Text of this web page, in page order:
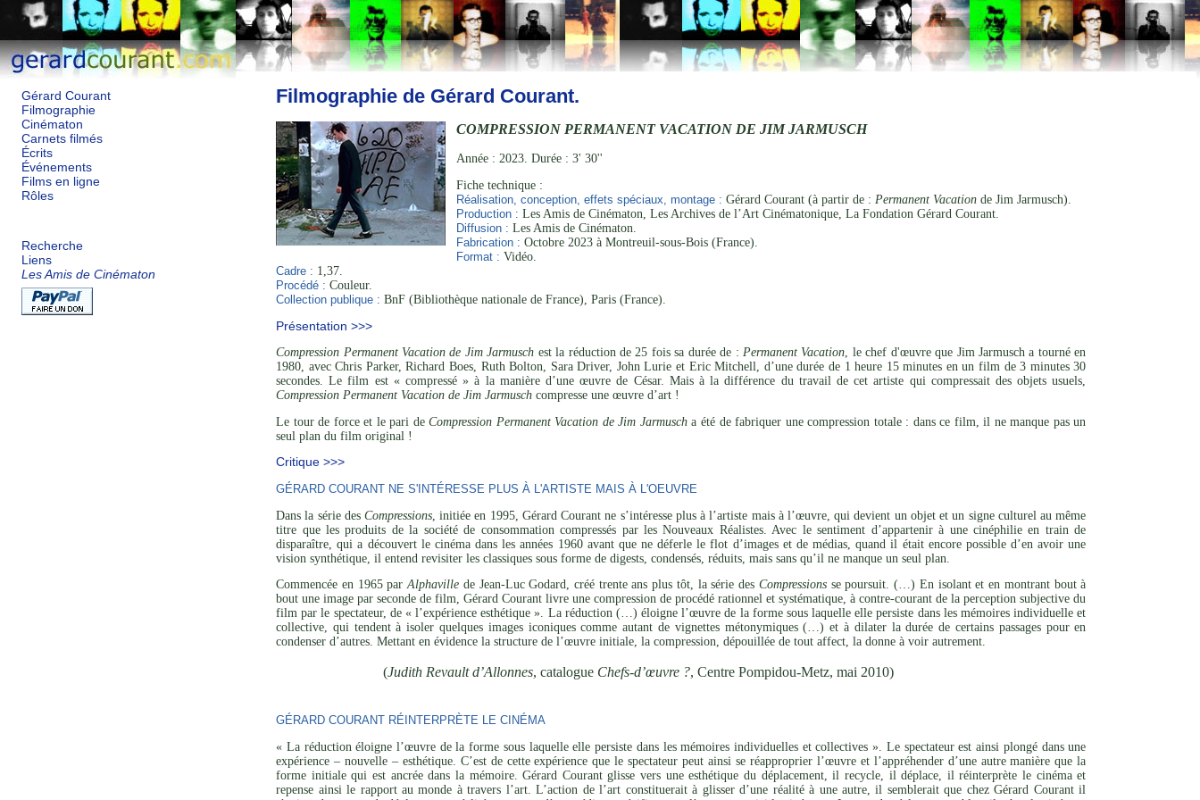
Gérard Courant
Filmographie
Cinématon
Carnets filmés
Écrits
Événements
Films en ligne
Rôles
Recherche
Liens
Les Amis de Cinématon
Filmographie de Gérard Courant.
COMPRESSION PERMANENT VACATION DE JIM JARMUSCH
Année : 2023. Durée : 3' 30''
Fiche technique :
Réalisation, conception, effets spéciaux, montage : Gérard Courant (à partir de : Permanent Vacation de Jim Jarmusch).
Production : Les Amis de Cinématon, Les Archives de l’Art Cinématonique, La Fondation Gérard Courant.
Diffusion : Les Amis de Cinématon.
Fabrication : Octobre 2023 à Montreuil-sous-Bois (France).
Format : Vidéo.
Cadre : 1,37.
Procédé : Couleur.
Collection publique : BnF (Bibliothèque nationale de France), Paris (France).
Présentation >>>
Compression Permanent Vacation de Jim Jarmusch est la réduction de 25 fois sa durée de : Permanent Vacation, le chef d'œuvre que Jim Jarmusch a tourné en
1980, avec Chris Parker, Richard Boes, Ruth Bolton, Sara Driver, John Lurie et Eric Mitchell, d’une durée de 1 heure 15 minutes en un film de 3 minutes 30
secondes. Le film est « compressé » à la manière d’une œuvre de César. Mais à la différence du travail de cet artiste qui compressait des objets usuels,
Compression Permanent Vacation de Jim Jarmusch compresse une œuvre d’art !
Le tour de force et le pari deCompression Permanent Vacation de Jim Jarmuscha été de fabriquer une compression totale : dans ce film, il ne manque pas un
seul plan du film original !
Critique >>>
GÉRARD COURANT NE S'INTÉRESSE PLUS À L'ARTISTE MAIS À L'OEUVRE
Dans la série desCompressions , initiée en 1995, Gérard Courant ne s’intéresse plus à l’artiste mais à l’œuvre, qui devient un objet et un signe culturel au même
titre que les produits de la société de consommation compressés par les Nouveaux Réalistes. Avec le sentiment d’appartenir à une cinéphilie en train de
disparaître, qui a découvert le cinéma dans les années 1960 avant que ne déferle le flot d’images et de médias, quand il était encore possible d’en avoir une
vision synthétique, il entend revisiter les classiques sous forme de digests, condensés, réduits, mais sans qu’il ne manque un seul plan.
Commencée en 1965 parAlphaville de Jean-Luc Godard, créé trente ans plus tôt, la série des Compressionsse poursuit. (…) En isolant et en montrant bout à
bout une image par seconde de film, Gérard Courant livre une compression de procédé rationnel et systématique, à contre-courant de la perception subjective du
film par le spectateur, de « l’expérience esthétique ». La réduction (…) éloigne l’œuvre de la forme sous laquelle elle persiste dans les mémoires individuelle et
collective, qui tendent à isoler quelques images iconiques comme autant de vignettes métonymiques (…) et à dilater la durée de certains passages pour en
condenser d’autres. Mettant en évidence la structure de l’œuvre initiale, la compression, dépouillée de tout affect, la donne à voir autrement.
(Judith Revault d’Allonnes, catalogue Chefs-d’œuvre ?, Centre Pompidou-Metz, mai 2010)
GÉRARD COURANT RÉINTERPRÈTE LE CINÉMA
« La réduction éloigne l’œuvre de la forme sous laquelle elle persiste dans les mémoires individuelles et collectives ». Le spectateur est ainsi plongé dans une
expérience – nouvelle – esthétique. C’est de cette expérience que le spectateur peut ainsi se réapproprier l’œuvre et l’appréhender d’une autre manière que la
forme initiale qui est ancrée dans la mémoire. Gérard Courant glisse vers une esthétique du déplacement, il recycle, il déplace, il réinterprète le cinéma et
repense ainsi le rapport au monde à travers l’art. L’action de l’art constituerait à glisser d’une réalité à une autre, il semblerait que chez Gérard Courant il